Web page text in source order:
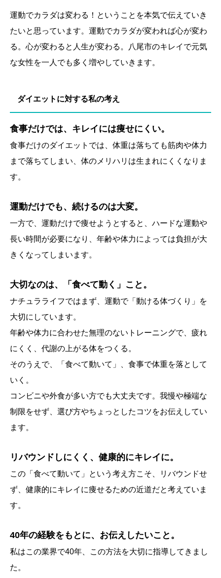
運動でカラダは変わる！ということを本気で伝えていき
たいと思っています。運動でカラダが変われば心が変わ
る。心が変わると人生が変わる。八尾市のキレイで元気
な女性を一人でも多く増やしていきます。
ダイエットに対する私の考え
食事だけでは、キレイには痩せにくい。
食事だけのダイエットでは、体重は落ちても筋肉や体力
まで落ちてしまい、体のメリハリは生まれにくくなりま
す。
運動だけでも、続けるのは大変。
一方で、運動だけで痩せようとすると、ハードな運動や
長い時間が必要になり、年齢や体力によっては負担が大
きくなってしまいます。
大切なのは、「食べて動く」こと。
ナチュラライフではまず、運動で「動ける体づくり」を
大切にしています。
年齢や体力に合わせた無理のないトレーニングで、疲れ
にくく、代謝の上がる体をつくる。
そのうえで、「食べて動いて」、食事で体重を落として
いく。
コンビニや外食が多い方でも大丈夫です。我慢や極端な
制限をせず、選び方やちょっとしたコツをお伝えしてい
ます。
リバウンドしにくく、健康的にキレイに。
この「食べて動いて」という考え方こそ、リバウンドせ
ず、健康的にキレイに痩せるための近道だと考えていま
す。
40年の経験をもとに、お伝えしたいこと。
私はこの業界で40年、この方法を大切に指導してきまし
た。